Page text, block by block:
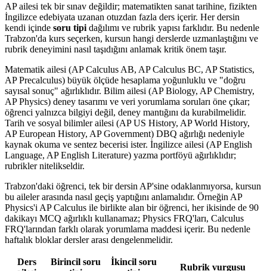
AP ailesi tek bir sınav değildir; matematikten sanat tarihine, fizikten
İngilizce edebiyata uzanan otuzdan fazla ders içerir. Her dersin
kendi içinde soru tipi dağılımı ve rubrik yapısı farklıdır. Bu nedenle
Trabzon'da kurs seçerken, kursun hangi derslerde uzmanlaştığını ve
rubrik deneyimini nasıl taşıdığını anlamak kritik önem taşır.
Matematik ailesi (AP Calculus AB, AP Calculus BC, AP Statistics,
AP Precalculus) büyük ölçüde hesaplama yoğunluklu ve "doğru
sayısal sonuç" ağırlıklıdır. Bilim ailesi (AP Biology, AP Chemistry,
AP Physics) deney tasarımı ve veri yorumlama soruları öne çıkar;
öğrenci yalnızca bilgiyi değil, deney mantığını da kurabilmelidir.
Tarih ve sosyal bilimler ailesi (AP US History, AP World History,
AP European History, AP Government) DBQ ağırlığı nedeniyle
kaynak okuma ve sentez becerisi ister. İngilizce ailesi (AP English
Language, AP English Literature) yazma portföyü ağırlıklıdır;
rubrikler nitelikseldir.
Trabzon'daki öğrenci, tek bir dersin AP'sine odaklanmıyorsa, kursun
bu aileler arasında nasıl geçiş yaptığını anlamalıdır. Örneğin AP
Physics'i AP Calculus ile birlikte alan bir öğrenci, her ikisinde de 90
dakikayı MCQ ağırlıklı kullanamaz; Physics FRQ'ları, Calculus
FRQ'larından farklı olarak yorumlama maddesi içerir. Bu nedenle
haftalık bloklar dersler arası dengelenmelidir.
Ders
Birincil soru
İkincil soru
Rubrik vurgusu